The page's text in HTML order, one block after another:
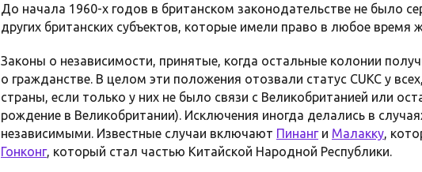
До начала 1960-х годов в британском законодательстве не было
других британских субъектов, которые имели право в любое время
Законы о независимости, принятые, когда остальные колонии
о гражданстве. В целом эти положения отозвали статус CUKC у
страны, если только у них не было связи с Великобританией или
рождение в Великобритании). Исключения иногда делались в
независимыми. Известные случаи включают Пинанги Малакку,
Гонконг, который стал частью Китайской Народной Республики.